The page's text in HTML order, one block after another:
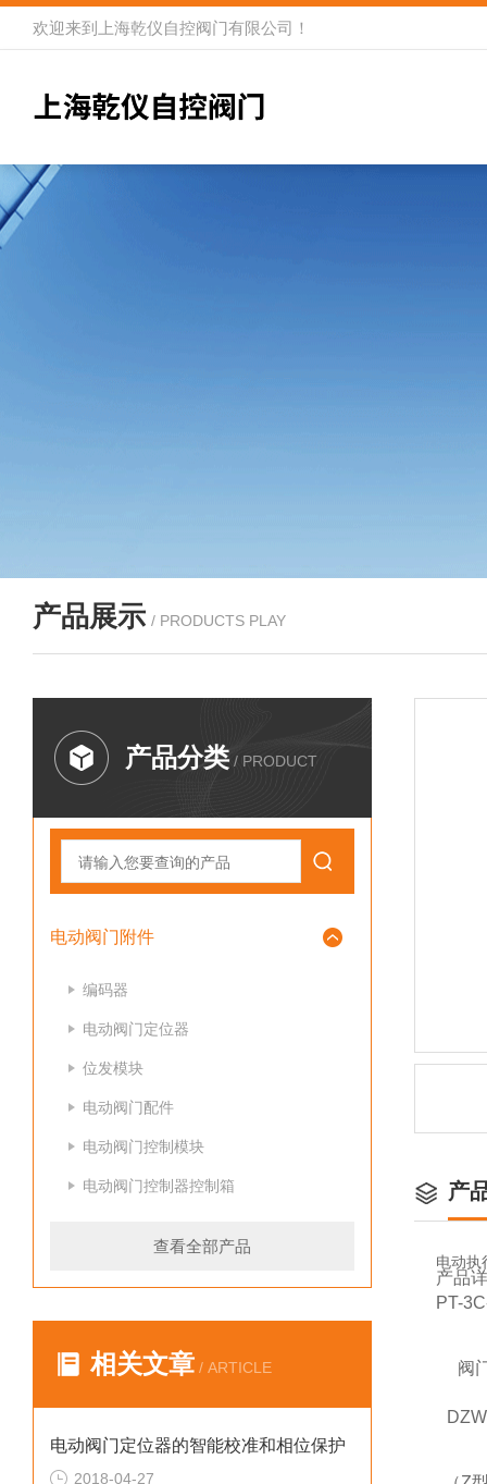
欢迎来到 上海乾仪自控阀门有限公司 ！
产品展示 / PRODUCTS PLAY
产品分类 / PRODUCT
电动阀门附件
编码器
电动阀门定位器
位发模块
电动阀门配件
电动阀门控制模块
电动阀门控制器控制箱
查看全部产品
相关文章 / ARTICLE
电动阀门定位器的智能校准和相位保护
2018-04-27
产
电动执
产品
PT-
阀